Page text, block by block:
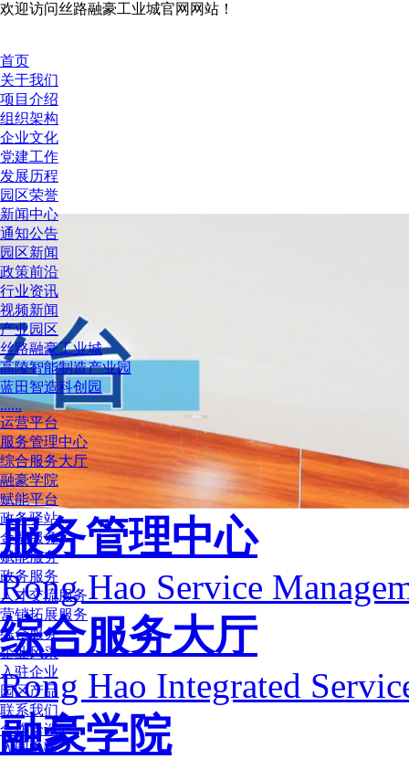
欢迎访问丝路融豪工业城官网网站！
首页
关于我们
项目介绍
组织架构
企业文化
党建工作
发展历程
园区荣誉
新闻中心
通知公告
园区新闻
政策前沿
行业资讯
视频新闻
产业园区
丝路融豪工业城
高陵智能制造产业园
蓝田智造科创园
......
运营平台
服务管理中心
综合服务大厅
融豪学院
赋能平台
政务驿站
金融服务
赋能服务
政务服务
人才交流服务
营销拓展服务
综合服务
企业风采
入驻企业
园区产品
联系我们
合作洽谈
入园申请
服务管理中心
Rong Hao Service
综合服务大厅
Rong Hao Integrated
融豪学院